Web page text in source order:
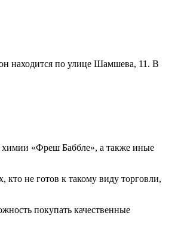
находится по улице Шамшева, 11. В
химии «Фреш Баббле», а также иные
не готов к такому виду торговли,
покупать качественные